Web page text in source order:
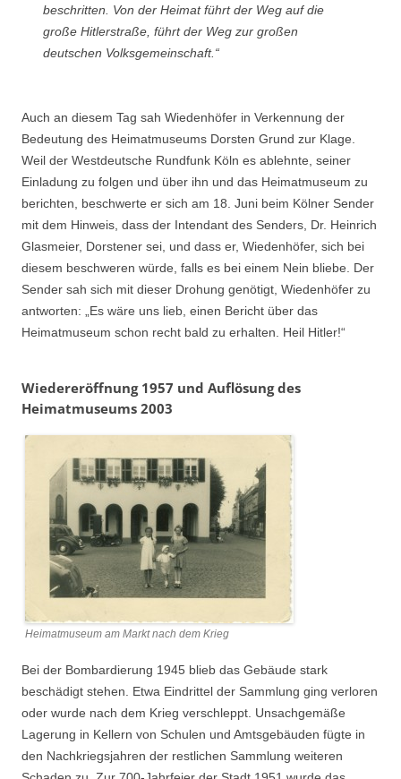
beschritten. Von der Heimat führt der Weg auf die
große Hitlerstraße, führt der Weg zur großen
deutschen Volksgemeinschaft.“
Auch an diesem Tag sah Wiedenhöfer in Verkennung der
Bedeutung des Heimatmuseums Dorsten Grund zur Klage.
Weil der Westdeutsche Rundfunk Köln es ablehnte, seiner
Einladung zu folgen und über ihn und das Heimatmuseum zu
berichten, beschwerte er sich am 18. Juni beim Kölner Sender
mit dem Hinweis, dass der Intendant des Senders, Dr. Heinrich
Glasmeier, Dorstener sei, und dass er, Wiedenhöfer, sich bei
diesem beschweren würde, falls es bei einem Nein bliebe. Der
Sender sah sich mit dieser Drohung genötigt, Wiedenhöfer zu
antworten: „Es wäre uns lieb, einen Bericht über das
Heimatmuseum schon recht bald zu erhalten. Heil Hitler!“
Wiedereröffnung 1957 und Auflösung des
Heimatmuseums 2003
Heimatmuseum am Markt nach dem Krieg
Bei der Bombardierung 1945 blieb das Gebäude stark
beschädigt stehen. Etwa Eindrittel der Sammlung ging verloren
oder wurde nach dem Krieg verschleppt. Unsachgemäße
Lagerung in Kellern von Schulen und Amtsgebäuden fügte in
den Nachkriegsjahren der restlichen Sammlung weiteren